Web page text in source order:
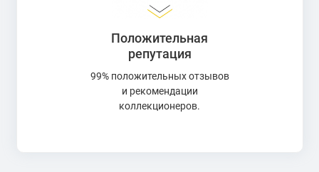
Положительная
репутация
99% положительных отзывов
и рекомендации
коллекционеров.